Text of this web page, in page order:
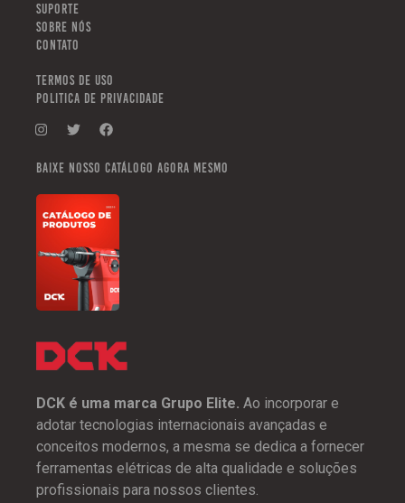
SUPORTE
SOBRE NÓS
CONTATO
TERMOS DE USO
POLITICA DE PRIVACIDADE
Baixe nosso catálogo agora mesmo
DCK é uma marca Grupo Elite. Ao incorporar e
adotar tecnologias internacionais avançadas e
conceitos modernos, a mesma se dedica a fornecer
ferramentas elétricas de alta qualidade e soluções
profissionais para nossos clientes.